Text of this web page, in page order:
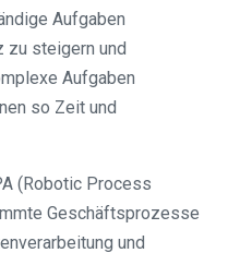
Aufgaben
zu steigern und
Aufgaben
so Zeit und
(Robotic Process
Geschäftsprozesse
und